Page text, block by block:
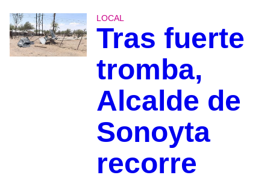
LOCAL
Tras fuerte
tromba,
Alcalde de
Sonoyta
recorre